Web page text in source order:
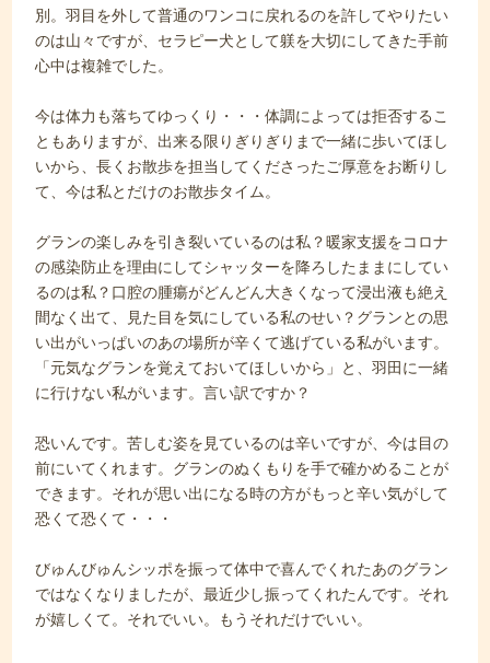
別。羽目を外して普通のワンコに戻れるのを許してやりたい
のは山々ですが、セラピー犬として躾を大切にしてきた手前
心中は複雑でした。
今は体力も落ちてゆっくり・・・体調によっては拒否するこ
ともありますが、出来る限りぎりぎりまで一緒に歩いてほし
いから、長くお散歩を担当してくださったご厚意をお断りし
て、今は私とだけのお散歩タイム。
グランの楽しみを引き裂いているのは私？暖家支援をコロナ
の感染防止を理由にしてシャッターを降ろしたままにしてい
るのは私？口腔の腫瘍がどんどん大きくなって浸出液も絶え
間なく出て、見た目を気にしている私のせい？グランとの思
い出がいっぱいのあの場所が辛くて逃げている私がいます。
「元気なグランを覚えておいてほしいから」と、羽田に一緒
に行けない私がいます。言い訳ですか？
恐いんです。苦しむ姿を見ているのは辛いですが、今は目の
前にいてくれます。グランのぬくもりを手で確かめることが
できます。それが思い出になる時の方がもっと辛い気がして
恐くて恐くて・・・
びゅんびゅんシッポを振って体中で喜んでくれたあのグラン
ではなくなりましたが、最近少し振ってくれたんです。それ
が嬉しくて。それでいい。もうそれだけでいい。